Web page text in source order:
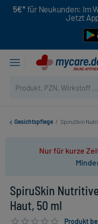
5€* für Neukunden: Im
Jetzt
Gesichtspflege / SpiruSkin
Nur für kurze
SpiruSkin
Haut, 50 ml
Produkt